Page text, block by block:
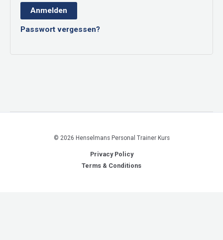
Anmelden
Passwort vergessen?
© 2026 Henselmans Personal Trainer Kurs
Privacy Policy
Terms & Conditions